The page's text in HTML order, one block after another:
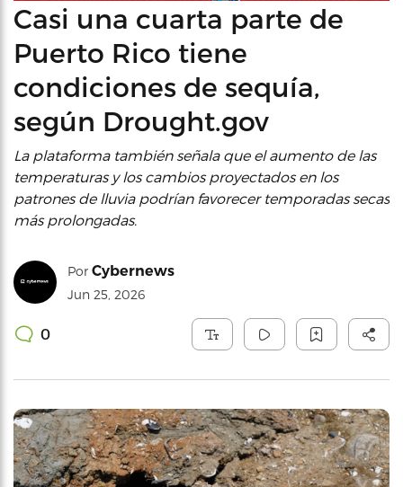
Casi una cuarta parte de
Puerto Rico tiene
condiciones de sequía,
según Drought.gov
La plataforma también señala que el aumento de las
temperaturas y los cambios proyectados en los
patrones de lluvia podrían favorecer temporadas secas
más prolongadas.
Por Cybernews
Jun 25, 2026
0